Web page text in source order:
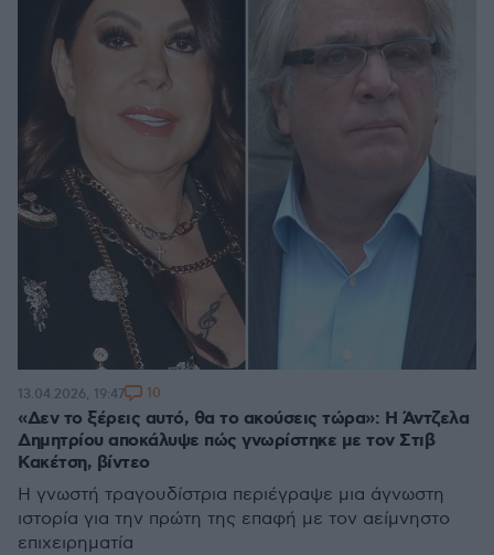
«Δεν το ξέρεις αυτό, θα το ακούσεις τώρα»: Η Άντζελα
Δημητρίου αποκάλυψε πώς γνωρίστηκε με τον Στιβ
Κακέτση, βίντεο
Η γνωστή τραγουδίστρια περιέγραψε μια άγνωστη
ιστορία για την πρώτη της επαφή με τον αείμνηστο
επιχειρηματία
13.04.2026, 19:47 10